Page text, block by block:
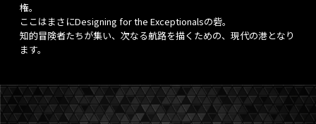
権。
ここはまさにDesigning for the Exceptionalsの砦。
知的冒険者たちが集い、次なる航路を描くための、現代の港となり
ます。